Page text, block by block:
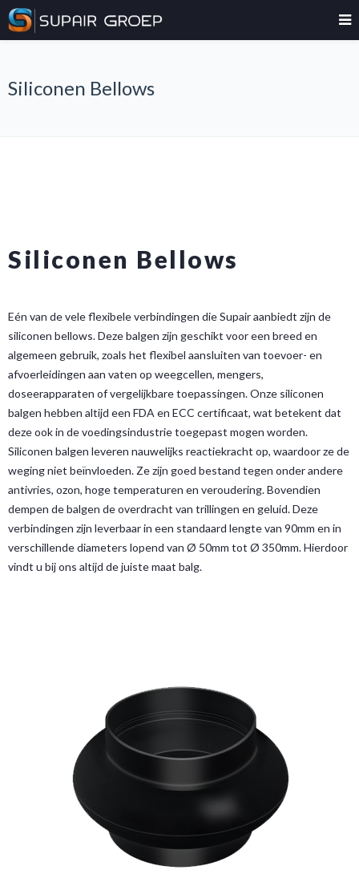
Siliconen Bellows
Siliconen Bellows
Eén van de vele flexibele verbindingen die Supair aanbiedt zijn de
siliconen bellows. Deze balgen zijn geschikt voor een breed en
algemeen gebruik, zoals het flexibel aansluiten van toevoer- en
afvoerleidingen aan vaten op weegcellen, mengers,
doseerapparaten of vergelijkbare toepassingen. Onze siliconen
balgen hebben altijd een FDA en ECC certificaat, wat betekent dat
deze ook in de voedingsindustrie toegepast mogen worden.
Siliconen balgen leveren nauwelijks reactiekracht op, waardoor ze de
weging niet beïnvloeden. Ze zijn goed bestand tegen onder andere
antivries, ozon, hoge temperaturen en veroudering. Bovendien
dempen de balgen de overdracht van trillingen en geluid. Deze
verbindingen zijn leverbaar in een standaard lengte van 90mm en in
verschillende diameters lopend van Ø 50mm tot Ø 350mm. Hierdoor
vindt u bij ons altijd de juiste maat balg.